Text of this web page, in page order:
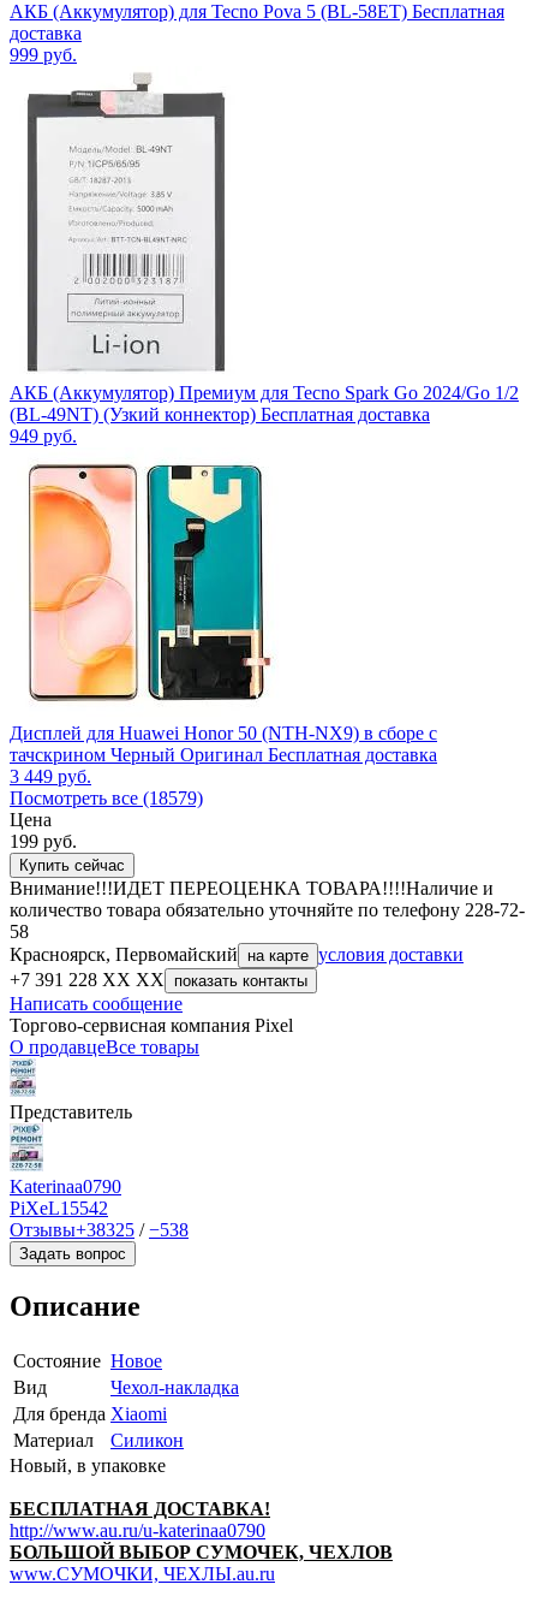
АКБ (Аккумулятор) для Tecno Pova 5 (BL-58ET) Бесплатная
доставка
999 руб.
АКБ (Аккумулятор) Премиум для Tecno Spark Go 2024/Go 1/2
(BL-49NT) (Узкий коннектор) Бесплатная доставка
949 руб.
Дисплей для Huawei Honor 50 (NTH-NX9) в сборе с
тачскрином Черный Оригинал Бесплатная доставка
3 449 руб.
Посмотреть все (18579)
Цена
199 руб.
Купить сейчас
Внимание!!!ИДЕТ ПЕРЕОЦЕНКА ТОВАРА!!!!Наличие и
количество товара обязательно уточняйте по телефону 228-72-
58
Красноярск, Первомайский
на карте условия доставки
+7 391 228 XX XX
показать контакты
Написать сообщение
Торгово-сервисная компания Pixel
О продавцеВсе товары
Представитель
Katerinaa0790
PiXeL15542
Отзывы+38325 /−538
Задать вопрос
Описание
Состояние Новое
Вид
Чехол-накладка
Для бренда Xiaomi
Материал
Силикон
Новый, в упаковке
БЕСПЛАТНАЯ ДОСТАВКА!
http://www.au.ru/u-katerinaa0790
БОЛЬШОЙ ВЫБОР СУМОЧЕК, ЧЕХЛОВ
www.СУМОЧКИ, ЧЕХЛЫ.au.ru